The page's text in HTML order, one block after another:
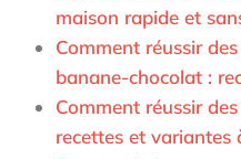
maison rapide et
Comment réussir
banane-chocolat :
Comment réussir
recettes et variantes